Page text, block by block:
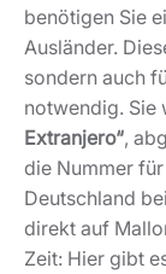
benötigen Sie
Ausländer.
sondern auch
notwendig. Sie
Extranjero“,
die Nummer
Deutschland
direkt auf
Zeit: Hier gibt